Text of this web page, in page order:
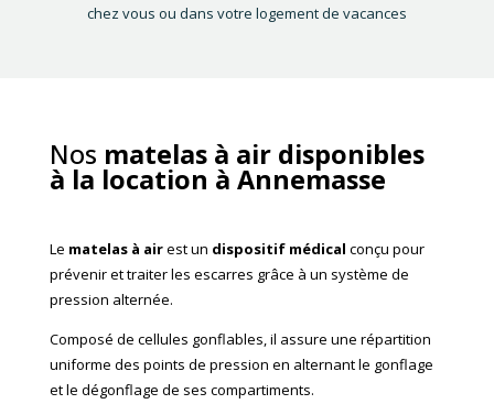
chez vous ou dans votre logement de vacances
Nos matelas à air disponibles
à la location à Annemasse
Le matelas à airest un dispositif médical conçu pour
prévenir et traiter les escarres grâce à un système de
pression alternée.
Composé de cellules gonflables, il assure une répartition
uniforme des points de pression en alternant le gonflage
et le dégonflage de ses compartiments.